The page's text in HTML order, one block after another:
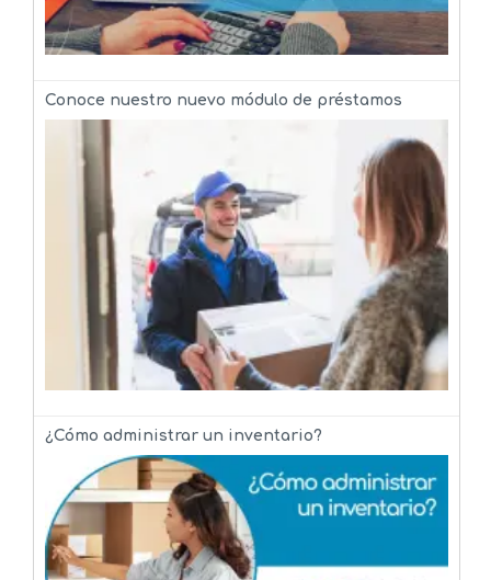
Conoce nuestro nuevo módulo de préstamos
¿Cómo administrar un inventario?